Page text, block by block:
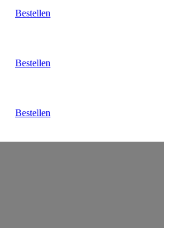
Bestellen
Bestellen
Bestellen